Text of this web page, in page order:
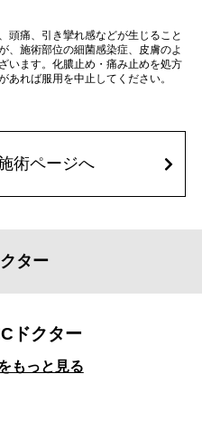
頭痛、引き攣れ感などが生じること
、施術部位の細菌感染症、皮膚のよ
います。化膿止め・痛み止めを処方
あれば服用を中止してください。
術ページへ
ター
ドクター
もっと見る